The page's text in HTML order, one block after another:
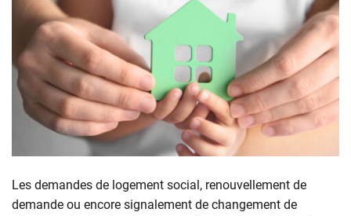
Les demandes de logement social, renouvellement de
demande ou encore signalement de changement de